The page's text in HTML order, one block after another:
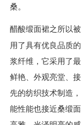
桑。
醋酸缎面裙之所以
用了具有优良品质
浆纤维，它采用了
鲜艳、外观亮堂、
先的纺织技术制造
能性能也接近桑缎